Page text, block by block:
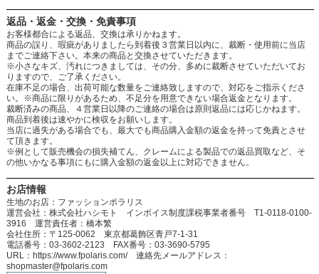
返品・返金・交換・免責事項
お客様都合による返品、交換は承りかねます。
商品の誤り、瑕疵がありましたら到着後３営業日以内に、裁断・使用前に当店
までご連絡下さい。本来の商品と交換させていただきます。
※小さなキズ、汚れにつきましては、その分、多めに裁断させていただいてお
りますので、ご了承ください。
在庫不足の場合、出荷可能な数量をご連絡致しますので、対応をご指示くださ
い。※商品に限りがあるため、不足分を用意できない場合返金となります。
裁断済みの商品、４営業日以降のご連絡の場合は原則返品には応じかねます。
商品到着後は速やかに検収をお願いします。
当店に過失がある場合でも、最大でも商品購入金額の返金を持って免責とさせ
て頂きます。
※例として販売機会の損失補てん、クレームによる製品での返品買取など、そ
の他いかなる事項にもに購入金額の返金以上に対応できません。
お店情報
生地のお店：ファッションポラリス
運営会社：株式会社ハシモト インボイス制度課税事業者番号 T1-0118-0100-
3916 運営責任者：橋本繁
会社住所：〒125-0062 東京都葛飾区青戸7-1-31
電話番号：03-3602-2123 FAX番号：03-3690-5795
URL：https://www.fpolaris.com/ 連絡先メールアドレス：
shopmaster@fpolaris.com